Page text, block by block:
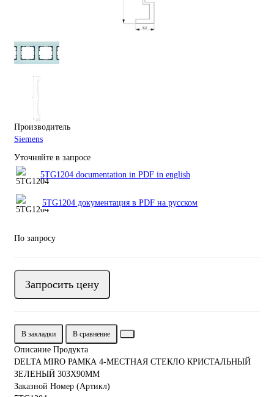
Производитель
Siemens
Уточняйте в запросе
5TG1204 documentation in PDF in english
5TG1204 документация в PDF на русском
По запросу
Запросить цену
В закладки В сравнение
Описание Продукта
DELTA MIRO РАМКА 4-МЕСТНАЯ СТЕКЛО КРИСТАЛЬНЫЙ
ЗЕЛЕНЫЙ 303Х90ММ
Заказной Номер (Артикл)